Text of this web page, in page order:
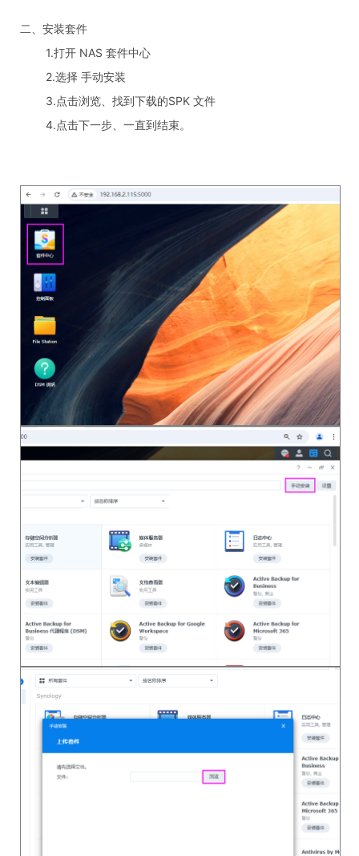
二、安装套件
1.打开 NAS 套件中心
2.选择 手动安装
3.点击浏览、找到下载的SPK 文件
4.点击下一步、一直到结束。